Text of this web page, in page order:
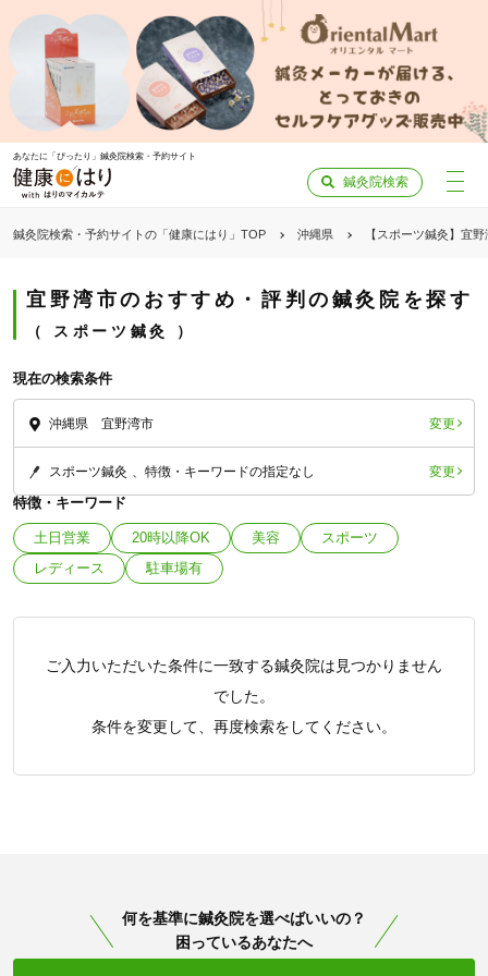
あなたに「ぴったり」鍼灸院検索・予約サイト
鍼灸院検索
鍼灸院検索・予約サイトの「健康にはり」TOP 沖縄県 【スポーツ鍼灸】宜
宜野湾市のおすすめ・評判の鍼灸院を探す
スポーツ鍼灸
現在の検索条件
沖縄県 宜野湾市 変更
スポーツ鍼灸 特徴・キーワードの指定なし 変更
特徴・キーワード
土日営業 20時以降OK 美容
スポーツ
レディース
駐車場有
ご入力いただいた条件に一致する鍼灸院は見つかりません
でした。
条件を変更して、再度検索をしてください。
「健康にはりを見た」
何を基準に鍼灸院を選べばいいの？
困っているあなたへ